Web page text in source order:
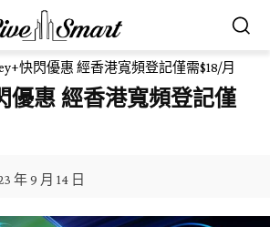
快閃優惠 經香港寬頻登記僅需$18/月
惠 經香港寬頻登記僅
年 9 月 14 日